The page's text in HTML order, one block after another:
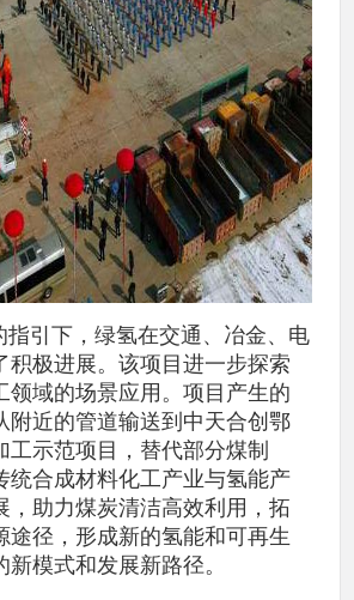
指引下，绿氢在交通、冶金、电
积极进展。该项目进一步探索
领域的场景应用。项目产生的
附近的管道输送到中天合创鄂
工示范项目，替代部分煤制
统合成材料化工产业与氢能产
，助力煤炭清洁高效利用，拓
途径，形成新的氢能和可再生
模式和发展新路径。